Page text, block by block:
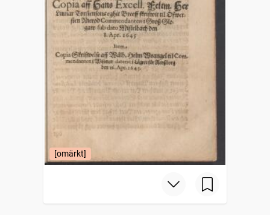
[omärkt]